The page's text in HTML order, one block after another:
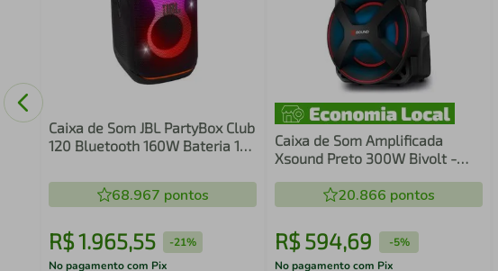
Caixa de Som JBL PartyBox Club
120 Bluetooth 160W Bateria 12h
68.967 pontos
R$1.965,55 -21%
No pagamento com Pix
Caixa de Som Amplificada
Xsound Preto 300W Bivolt -
20.866 pontos
R$ 594,69 -5%
No pagamento com Pix